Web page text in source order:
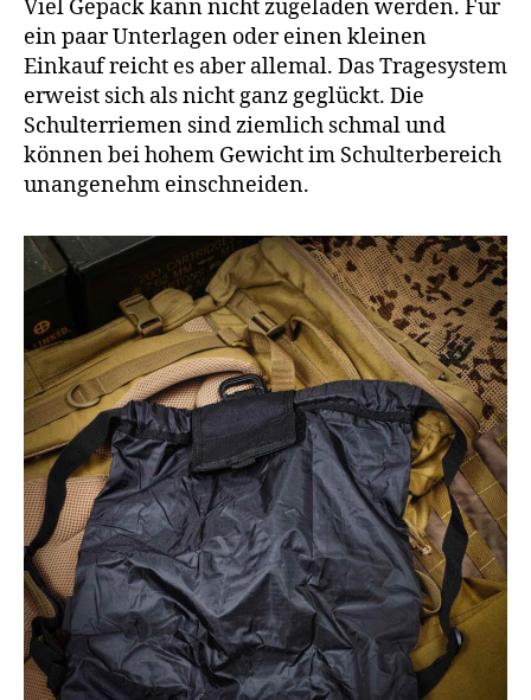
Viel Gepäck kann nicht zugeladen werden. Für
ein paar Unterlagen oder einen kleinen
Einkauf reicht es aber allemal. Das Tragesystem
erweist sich als nicht ganz geglückt. Die
Schulterriemen sind ziemlich schmal und
können bei hohem Gewicht im Schulterbereich
unangenehm einschneiden.